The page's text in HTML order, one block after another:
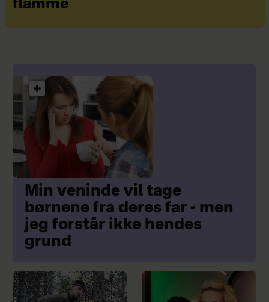
flamme
Min veninde vil tage
børnene fra deres far - men
jeg forstår ikke hendes
grund